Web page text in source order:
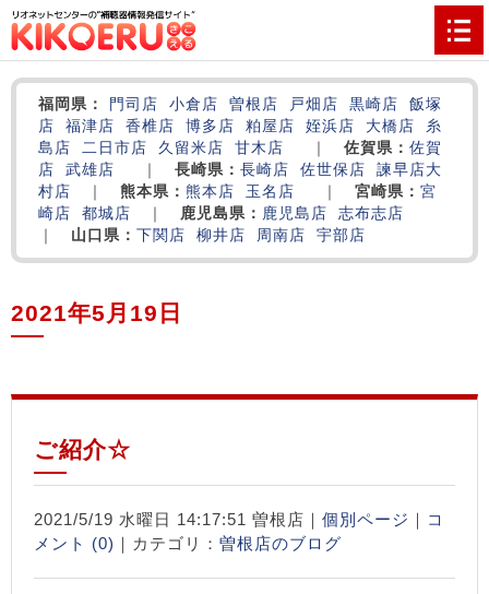
福岡県： 門司店 小倉店 曽根店 戸畑店 黒崎店
飯塚
店
福津店 香椎店 博多店 粕屋店 姪浜店 大橋店
糸
島店
二日市店 久留米店 甘木店 佐賀県： 佐賀
店
武雄店 長崎県： 長崎店 佐世保店 諫早店大
村店
熊本県： 熊本店 玉名店 宮崎県： 宮
崎店
都城店 鹿児島県： 鹿児島店
志布志店
山口県： 下関店 柳井店 周南店 宇部店
2021年5月19日
ご紹介☆
2021/5/19 水曜日 14:17:51 曽根店｜ 個別ページ ｜ コ
メント (0) ｜カテゴリ： 曽根店のブログ